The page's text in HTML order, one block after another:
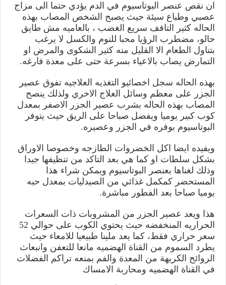
ان نقص عنصر البوتاسيوم في الدم يؤدي حتما الى مزاج
عصبي وطباع سيئة حيث يصبح الشخص المصاب بهذه
الحاله كثير التافف سريع الغضب ، بالعاميه مش طايق
حالو، مضطرب الرؤيا محبا للنوم والكسل لا يرغب
بتناول الطعام الا القليل منه كثير الشكوى والمرض او
التمارض يصاب بالاعياء بسرعة حتى على معدة فارغه.
بهذه الحاله سجل اخصائيو التغذيه العلاجيه تفوق عصير
الجزر على معظم وسائل العلاج الاخري ولذلك ينصح
المصاب بهذه الحاله بشرب عصير الجزر الاصفر بمعدل
كوب كبير يوميا ويفضل صباحا على الريق حيث يتوفر
البوتاسيوم بوفره في الجزر وعصيره.
ويفيده ايضا اكل الخضروات الطازجه وخصوصا الاوراق
بشكل سلطات او كما هي بعد التاكد من تنظيفها جيدا
وذلك لغناها بعنصر البوتاسيوم ويمكن شراء هذا
المستحضر كمكمل غذائي من الصيدليات بمعدل حبه
يوميا صباحا بعد الفطور مباشرة.
هذا ويعد عصير الجزر من المشروبات ذات السعرات
الحراريه المنخفضه حيث يحتوي الكوب على حوالي 52
سعر حراري فقط، كما يعد ملينا طبيعيا للامعاء حيث
يطرد السموم من القناة الهضميه مانعا للتعفن وانبعاث
الروائح الكريهة من المعدة والفم بمنعه تراكم الفضلات
في القناة الهضميه ومحاربة الامساك